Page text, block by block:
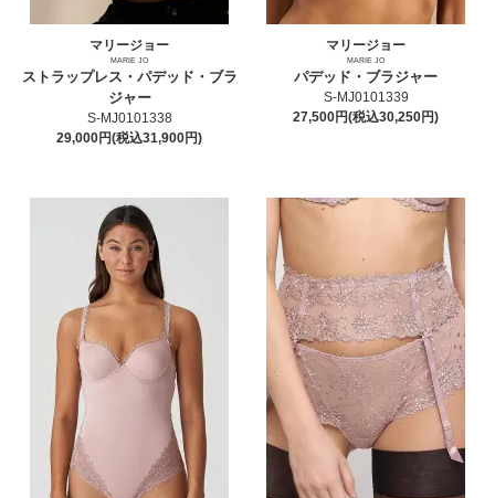
マリージョー
MARIE JO
ストラップレス・パデッド・ブラ
ジャー
S-MJ0101338
29,000円(税込31,900円)
マリージョー
MARIE JO
パデッド・ブラジャー
S-MJ0101339
27,500円(税込30,250円)